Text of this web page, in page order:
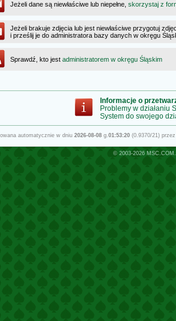
Jeżeli dane są niewłaściwe lub niepełne, skorzystaj z
Jeżeli brakuje zdjęcia lub jest niewłaściwe przygotuj
i prześlij je do administratora bazy danych w okręgu
Sprawdź, kto jest administratorem w okręgu Śląskim
Informacje o
Problemy w działaniu
System do swojego
automatycznie w dniu 2026-08-08g.01:53:20(0.9370/21)
© 2003-2026